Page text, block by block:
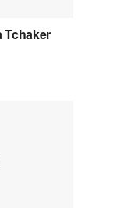
Tchaker